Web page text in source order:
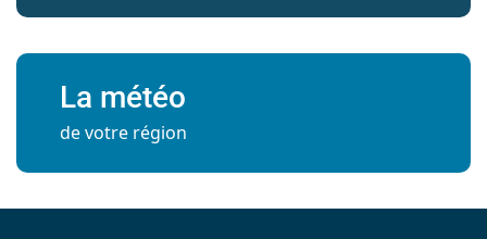
La météo
de votre région